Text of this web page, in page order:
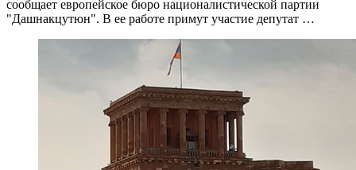
сообщает европейское бюро националистической партии
"Дашнакцутюн". В ее работе примут участие депутат …